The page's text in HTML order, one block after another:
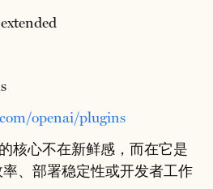
openai/plugins
核心不在新鲜感，而在它是
、部署稳定性或开发者工作